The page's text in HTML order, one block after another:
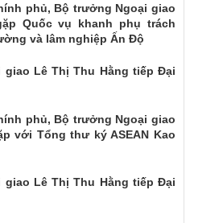
phủ, Bộ trưởng Ngoại giao
Quốc vụ khanh phụ trách
và lâm nghiệp Ấn Độ
Lê Thị Thu Hằng tiếp Đại
phủ, Bộ trưởng Ngoại giao
với Tổng thư ký ASEAN Kao
Lê Thị Thu Hằng tiếp Đại